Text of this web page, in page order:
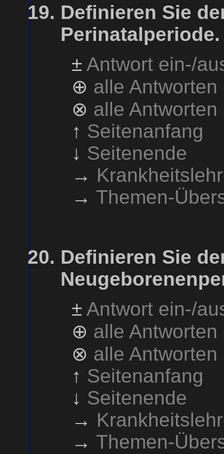
Definieren Sie
Perinatalperiode.
± Antwort ein-/
⊕ alle
⊗ alle
↑ Seitenanfang
↓ Seitenende
→
→ Themen-
Definieren Sie
± Antwort ein-/
⊕ alle
⊗ alle
↑ Seitenanfang
↓ Seitenende
→
→ Themen-